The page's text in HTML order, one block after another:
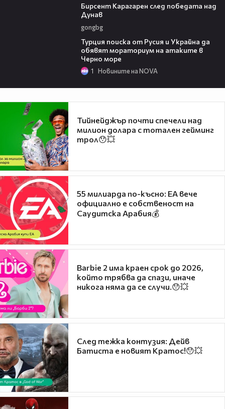
Бирсент Карагарен след победата над
Дунав
gongbg
Турция поиска от Русия и Украйна да
обявят мораториум на атаките в
Черно море
1 Новините на NOVA
Тийнейджър почти спечели над
милион долара с тотален гейминг
трол😯💥
55 милиарда по-късно: EA вече
официално е собственост на
Саудитска Арабия💰
Barbie 2 има краен срок до 2026,
който трябва да спази, иначе
никога няма да се случи.😯💥
След тежка контузия: Дейв
Батиста е новият Кратос!😯💥